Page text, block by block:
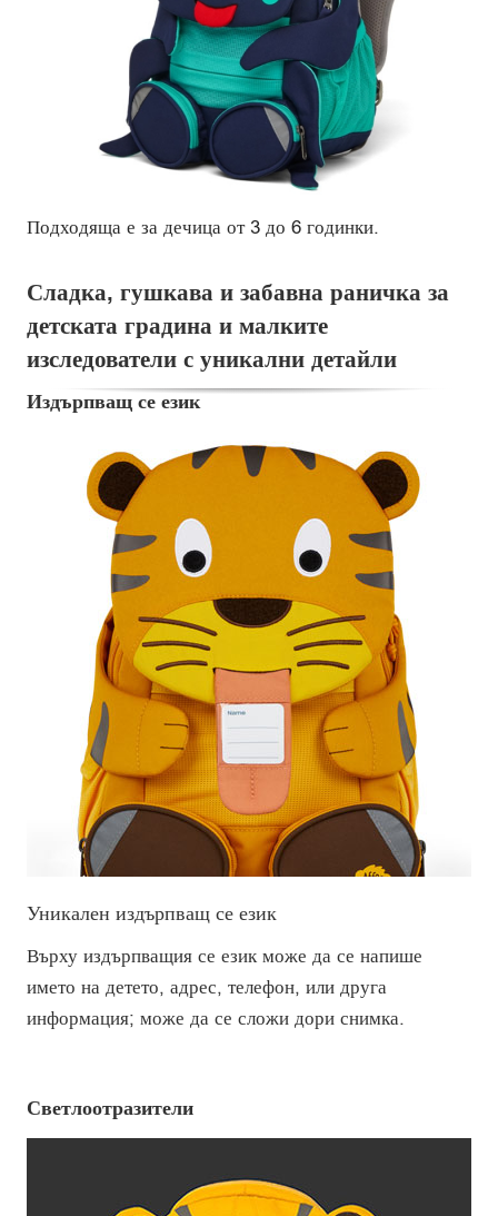
Подходяща е за дечица от 3 до 6 годинки.
Сладка, гушкава и забавна раничка за
детската градина и малките
изследователи с уникални детайли
Издърпващ се език
Уникален издърпващ се език
Върху издърпващия се език може да се напише
името на детето, адрес, телефон, или друга
информация; може да се сложи дори снимка.
Светлоотразители